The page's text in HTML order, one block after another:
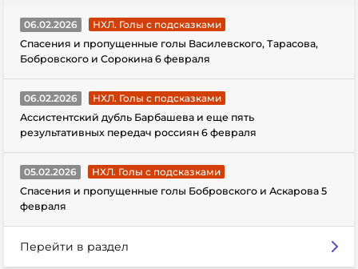
06.02.2026
НХЛ. Голы с подсказками
Спасения и пропущенные голы Василевского, Тарасова,
Бобровского и Сорокина 6 февраля
06.02.2026
НХЛ. Голы с подсказками
Ассистентский дубль Барбашева и еще пять
результативных передач россиян 6 февраля
05.02.2026
НХЛ. Голы с подсказками
Спасения и пропущенные голы Бобровского и Аскарова 5
февраля
Перейти в раздел